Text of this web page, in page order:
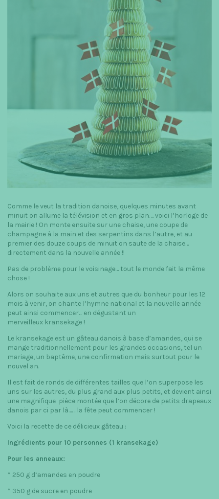
Comme le veut la tradition danoise, quelques minutes avant
minuit on allume la télévision et en gros plan…. voici l’horloge de
la mairie ! On monte ensuite sur une chaise, une coupe de
champagne à la main et des serpentins dans l’autre, et au
premier des douze coups de minuit on saute de la chaise…
directement dans la nouvelle année !!
Pas de problème pour le voisinage… tout le monde fait la même
chose !
Alors on souhaite aux uns et autres que du bonheur pour les 12
mois à venir, on chante l’hymne national et la nouvelle année
peut ainsi commencer… en dégustant un
merveilleux kransekage !
Le kransekage est un gâteau danois à base d’amandes, qui se
mange traditionnellement pour les grandes occasions, tel un
mariage, un baptême, une confirmation mais surtout pour le
nouvel an.
Il est fait de ronds de différentes tailles que l’on superpose les
uns sur les autres, du plus grand aux plus petits, et devient ainsi
une magnifique pièce montée que l’on décore de petits drapeaux
danois par ci par là…… la fête peut commencer !
Voici la recette de ce délicieux gâteau :
Ingrédients pour 10 personnes (1 kransekage)
Pour les anneaux:
* 250 g d’amandes en poudre
* 350 g de sucre en poudre